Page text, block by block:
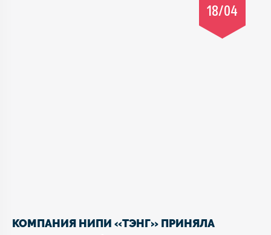
18/04
КОМПАНИЯ НИПИ «ТЭНГ» ПРИНЯЛА